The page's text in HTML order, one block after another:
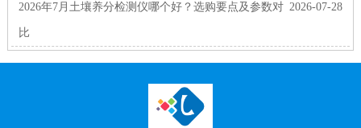
2026-07-28
2026年7月土壤养分检测仪哪个好？选购要点及参数对
比